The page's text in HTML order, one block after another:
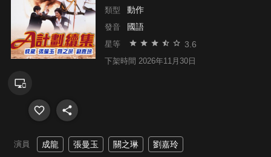
類型 動作
發音 國語
星等 3.6
下架時間 2026年11月30日
演員 成龍 張曼玉 關之琳 劉嘉玲